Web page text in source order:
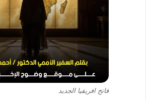
فاتح افريقيا الجديد